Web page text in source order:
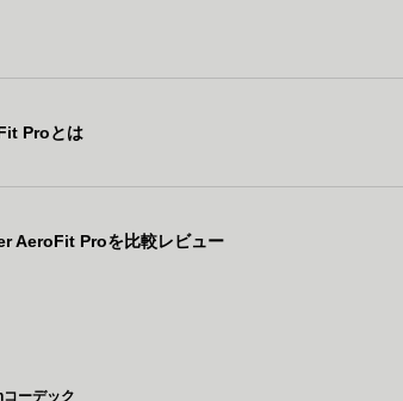
Proとは
AeroFit Proを比較レビュー
ーデック